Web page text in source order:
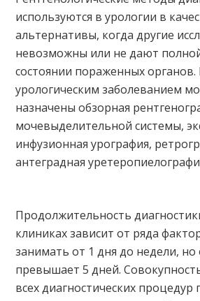
используются в урологии в
альтернативы, когда другие
невозможны или не дают
состоянии пораженных органов.
урологическим заболеванием
назначены обзорная
мочевыделительной системы,
инфузионная урография,
антеградная
Продолжительность
клиниках зависит от ряда
занимать от 1 дня до недели,
превышает 5 дней.
всех диагностических процедур